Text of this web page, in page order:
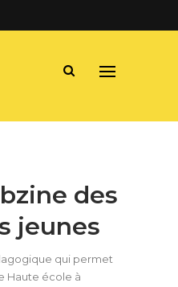
des
jeunes
qui permet
Haute école à